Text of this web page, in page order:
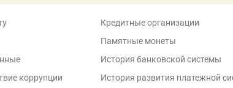
коррупции
Кредитные организации
Памятные монеты
История банковской системы
История развития платежной